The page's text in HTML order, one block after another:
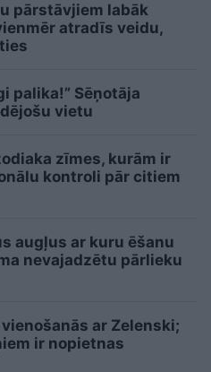
pārstāvjiem labāk
atradīs veidu,
palika!” Sēņotāja
vietu
zīmes, kurām ir
kontroli pār citiem
augļus ar kuru ēšanu
nevajadzētu pārlieku
ar Zelenski;
ir nopietnas